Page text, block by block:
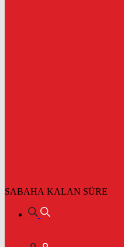
SABAHA KALAN SÜRE